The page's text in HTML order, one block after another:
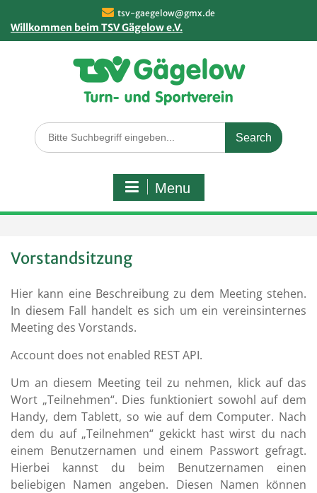
content
tsv-gaegelow@gmx.de
Willkommen beim TSV Gägelow e.V.
Search
for:
Menu
Vorstandsitzung
Hier kann eine Beschreibung zu dem Meeting stehen.
In diesem Fall handelt es sich um ein vereinsinternes
Meeting des Vorstands.
Account does not enabled REST API.
Um an diesem Meeting teil zu nehmen, klick auf das
Wort „Teilnehmen“. Dies funktioniert sowohl auf dem
Handy, dem Tablett, so wie auf dem Computer. Nach
dem du auf „Teilnehmen“ gekickt hast wirst du nach
einem Benutzernamen und einem Passwort gefragt.
Hierbei kannst du beim Benutzernamen einen
beliebigen Namen angeben. Diesen Namen können